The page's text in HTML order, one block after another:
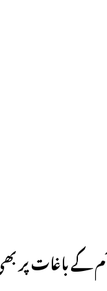
کے باغات پر